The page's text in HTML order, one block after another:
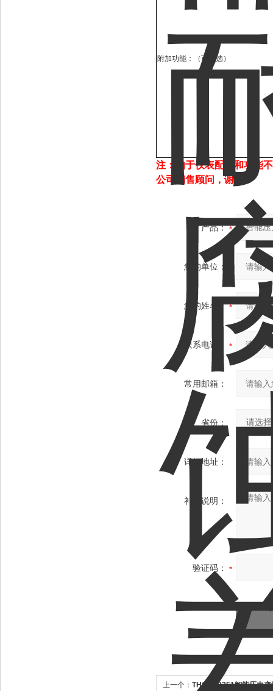
附加功能：（可多选）
注：由于仪表配置和功能
公司销售顾问，谢谢！
产品：
您的单位：
您的姓名：
联系电话：
常用邮箱：
省份：
详细地址：
补充说明：
验证码：
上一个： THGDX3351智能压力